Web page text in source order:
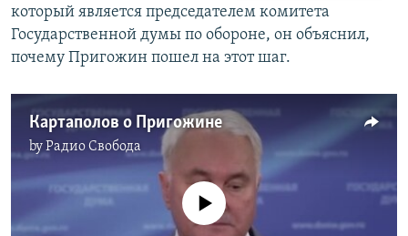
который является председателем комитета
Государственной думы по обороне, он объяснил,
почему Пригожин пошел на этот шаг.
Картаполов о Пригожине
byРадио Свобода
No media source currently available